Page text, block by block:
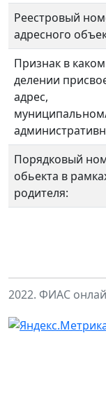
Реестровый
адресного
Признак в каком
делении
адрес,
Порядковый
обьекта в
родителя:
2022. ФИАС